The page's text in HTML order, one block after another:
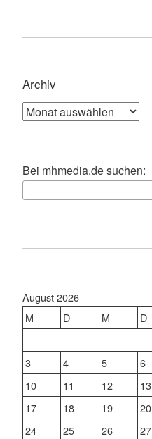
Archiv
Archiv
Bei mhmedia.de suchen:
August 2026
M
D M D
3
4 5 6
10
11 12 13
17
18 19 20
24
25 26 27